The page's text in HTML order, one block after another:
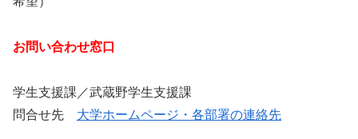
お問い合わせ窓口
学生支援課／武蔵野学生支援課
問合せ先 大学ホームページ・各部署の連絡先